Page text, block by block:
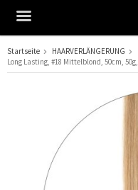
Das Produkt
Startseite HAARVERLÄNGERUNG
Long Lasting, #18 Mittelblond, 50cm,